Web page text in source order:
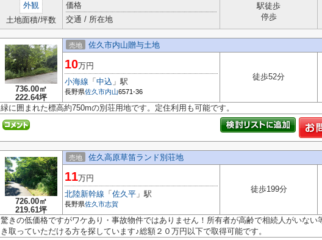
外観
土地面積/坪数
価格
交通 / 所在地
駅徒歩
停歩
736.00㎡
222.64坪
売地 佐久市内山贈与土地
10万円
小海線 「 中込 」駅
長野県佐久市内山6571-36
徒歩52分
緑に囲まれた標高約750mの別荘用地です。定住利用も可能です。
726.00㎡
219.61坪
売地 佐久高原草笛ランド別荘地
11万円
北陸新幹線 「 佐久平 」駅
長野県佐久市志賀
徒歩199分
驚きの低価格ですがワケあり・事故物件ではありません！所有者が高齢で相続人がいない
き取っていただける方を探しています♪総額２０万円以下で取得可能です。